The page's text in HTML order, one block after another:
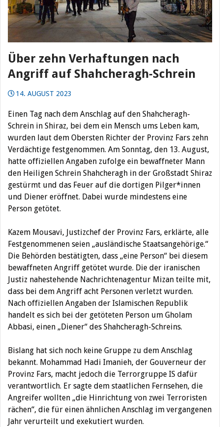
Über zehn Verhaftungen nach
Angriff auf Shahcheragh-Schrein
14. AUGUST 2023
Einen Tag nach dem Anschlag auf den Shahcheragh-
Schrein in Shiraz, bei dem ein Mensch ums Leben kam,
wurden laut dem Obersten Richter der Provinz Fars zehn
Verdächtige festgenommen. Am Sonntag, den 13. August,
hatte offiziellen Angaben zufolge ein bewaffneter Mann
den Heiligen Schrein Shahcheragh in der Großstadt Shiraz
gestürmt und das Feuer auf die dortigen Pilger*innen
und Diener eröffnet. Dabei wurde mindestens eine
Person getötet.
Kazem Mousavi, Justizchef der Provinz Fars, erklärte, alle
Festgenommenen seien „ausländische Staatsangehörige.“
Die Behörden bestätigten, dass „eine Person“ bei diesem
bewaffneten Angriff getötet wurde. Die der iranischen
Justiz nahestehende Nachrichtenagentur Mizan teilte mit,
dass bei dem Angriff acht Personen verletzt wurden.
Nach offiziellen Angaben der Islamischen Republik
handelt es sich bei der getöteten Person um Gholam
Abbasi, einen „Diener“ des Shahcheragh-Schreins.
Bislang hat sich noch keine Gruppe zu dem Anschlag
bekannt. Mohammad Hadi Imanieh, der Gouverneur der
Provinz Fars, macht jedoch die Terrorgruppe IS dafür
verantwortlich. Er sagte dem staatlichen Fernsehen, die
Angreifer wollten „die Hinrichtung von zwei Terroristen
rächen“, die für einen ähnlichen Anschlag im vergangenen
Jahr verurteilt und exekutiert wurden.